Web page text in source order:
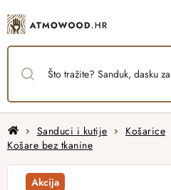
to
content
HomeSanduci i kutije Košarice
Košare bez tkanine
Akcija